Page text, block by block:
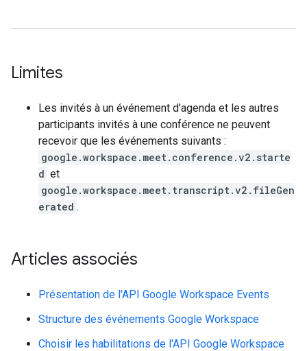
Limites
Les invités à un événement d'agenda et les autres
participants invités à une conférence ne peuvent
recevoir que les événements suivants :
google.workspace.meet.conference.v2.starte
d et
google.workspace.meet.transcript.v2.fileGen
erated .
Articles associés
Présentation de l'API Google Workspace Events
Structure des événements Google Workspace
Choisir les habilitations de l'API Google Workspace